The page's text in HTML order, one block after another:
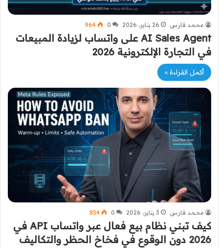
محمد فارس 26 يناير، 2026 0
964
AI Sales Agent على واتساب لزيادة المبيعات
في التجارة الإلكترونية 2026
أكمل القراءة »
محمد فارس 3 يناير، 2026 0
854
كيف تبني نظام بيع فعال عبر واتساب API في
2026 دون الوقوع في فخاخ الحظر والتكاليف